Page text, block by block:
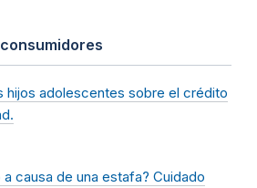
hijos adolescentes sobre el crédito
causa de una estafa? Cuidado